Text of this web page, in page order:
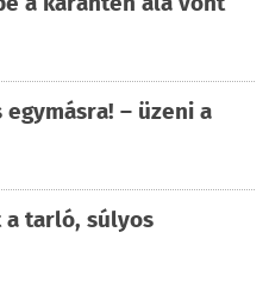
– üzeni a
tarló, súlyos